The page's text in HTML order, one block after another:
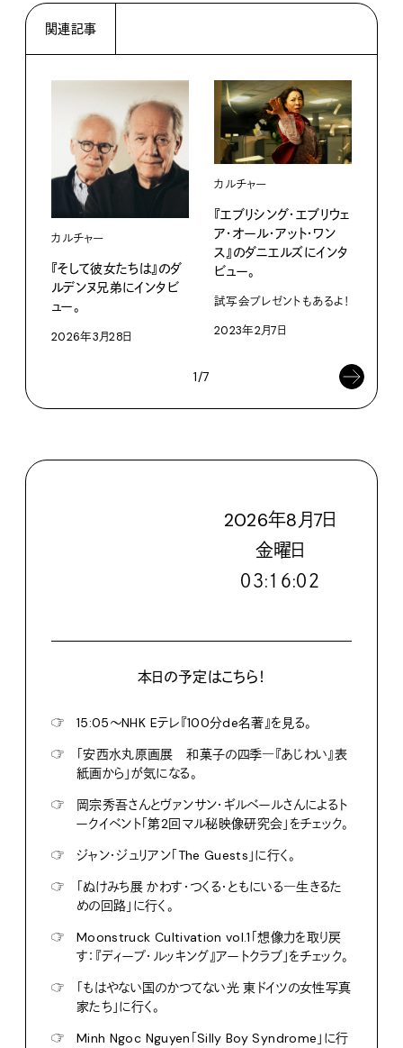
関連記事
カルチャー
『そして彼女たちは』のダ
ルデンヌ兄弟にインタビ
ュー。
2026年3月28日
カルチャー
『エブリシング・エブリウェ
ア・オール・アット・ワン
ス』のダニエルズにインタ
ビュー。
試写会プレゼントもあるよ！
2023年2月7日
1/7
2026年8月7日
金曜日
０３:１６:０４
本日の予定はこちら！
☞
15:05〜NHK Eテレ『100分de名著』を見る。
☞
「安西水丸原画展 和菓子の四季―『あじわい』表
紙画から」が気になる。
☞
岡宗秀吾さんとヴァンサン・ギルベールさんによるト
ークイベント「第2回マル秘映像研究会」をチェック。
☞
ジャン・ジュリアン「The Guests」に行く。
☞
「ぬけみち展 かわす・つくる・ともにいる―生きるた
めの回路」に行く。
☞
Moonstruck Cultivation vol.1「想像力を取り戻
す：『ディープ・ルッキング』アートクラブ」をチェック。
☞
「もはやない国のかつてない光 東ドイツの女性写真
家たち」に行く。
☞
Minh Ngoc Nguyen「Silly Boy Syndrome」に行